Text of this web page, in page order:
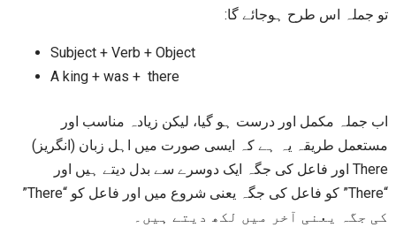
تو جملہ اس طرح ہوجائے گا:
Subject + Verb + Object
A king + was + there
اب جملہ مکمل اور درست ہو گیا، لیکن زیادہ مناسب اور
مستعمل طریقہ یہ ہے کہ ایسی صورت میں اہل زبان (انگریز)
There اور فاعل کی جگہ ایک دوسرے سے بدل دیتے ہیں اور
“There” کو فاعل کی جگہ یعنی شروع میں اور فاعل کو “There”
کی جگہ یعنی آخر میں لکھ دیتے ہیں۔